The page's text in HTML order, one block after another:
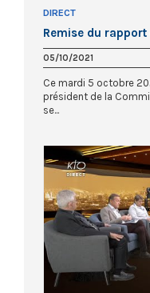
DIRECT
Remise du rapport
05/10/2021
Ce mardi 5 octobre
président de la
se...